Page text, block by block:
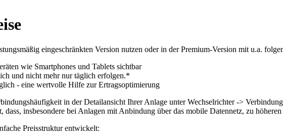
eingeschränkten Version nutzen oder in der Premium-Version mit u.a.
wie Smartphones und Tablets sichtbar
und nicht mehr nur täglich erfolgen.*
- eine wertvolle Hilfe zur Ertragsoptimierung
in der Detailansicht Ihrer Anlage unter Wechselrichter ->
insbesondere bei Anlagen mit Anbindung über das mobile Datennetz, zu
Preisstruktur entwickelt: